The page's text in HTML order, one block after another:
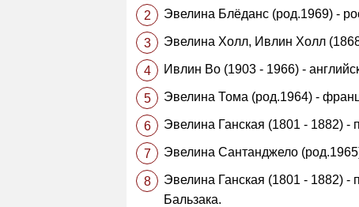
Эвелина Блёданс (род.1969) -
Эвелина Холл, Ивлин Холл
Ивлин Во (1903 - 1966) -
Эвелина Тома (род.1964) -
Эвелина Ганская (1801 - 1882) -
Эвелина Сантанджело
Эвелина Ганская (1801 - 1882)
Бальзака.